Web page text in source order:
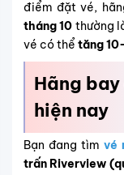
điểm đặt vé,
tháng 10 thường
vé có thể tăng
Hãng
hiện nay
Bạn đang tìm vé
trấn Riverview